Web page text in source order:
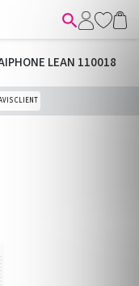

LEAN 110018
CLIENT